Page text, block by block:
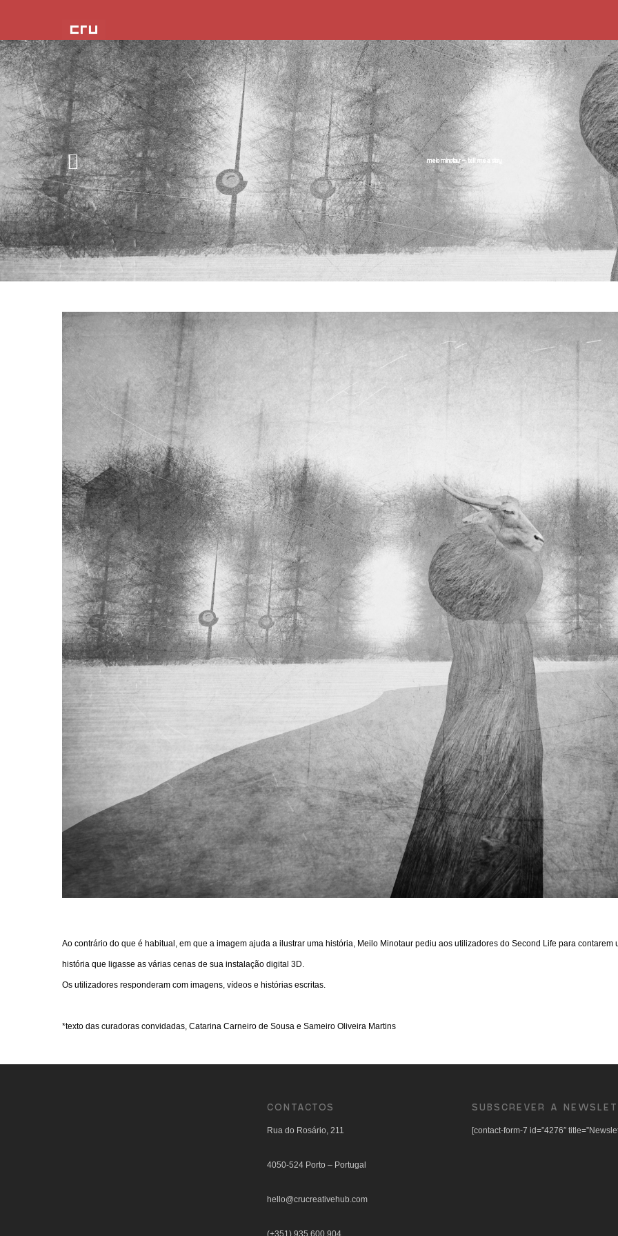
meio minotaur – tell me a story
Ao contrário do que é habitual, em que a imagem ajuda a ilustrar uma história, Meilo Minotaur pediu aos utilizadores do Second Life para contarem
história que ligasse as várias cenas de sua instalação digital 3D.
Os utilizadores responderam com imagens, vídeos e histórias escritas.
*texto das curadoras convidadas, Catarina Carneiro de Sousa e Sameiro Oliveira Martins
CONTACTOS
Rua do Rosário, 211
4050-524 Porto – Portugal
hello@crucreativehub.com
SUBSCREVER A
[contact-form-7 id=”4276″